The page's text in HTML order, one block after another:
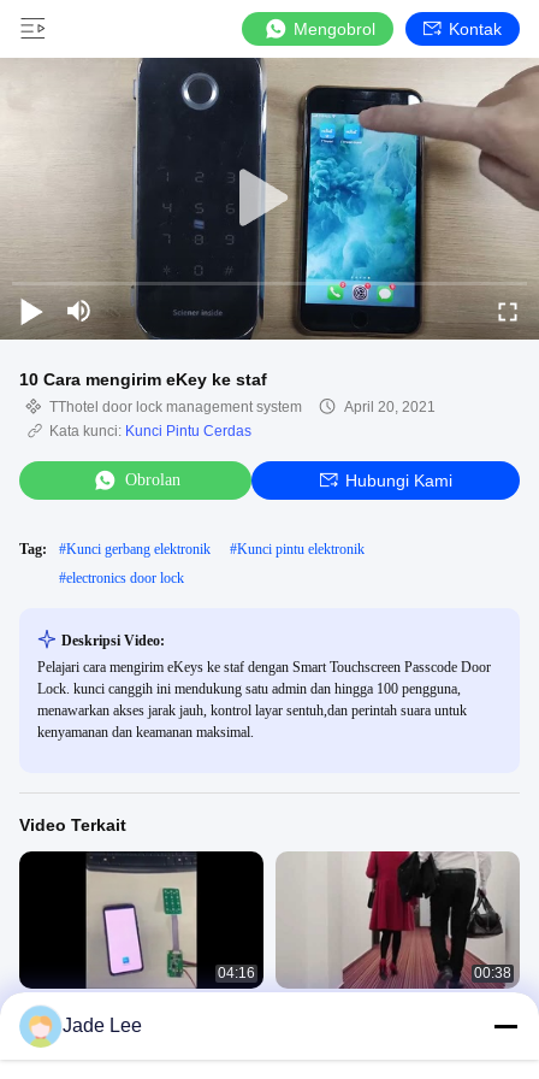
Mengobrol Kontak
10 Cara mengirim eKey ke staf
TThotel door lock management system
April 20, 2021
Kata kunci: Kunci Pintu Cerdas
Obrolan Hubungi Kami
Tag: #Kunci gerbang elektronik #Kunci pintu elektronik
#electronics door lock
Deskripsi Video:
Pelajari cara mengirim eKeys ke staf dengan Smart Touchscreen Passcode Door
Lock. kunci canggih ini mendukung satu admin dan hingga 100 pengguna,
menawarkan akses jarak jauh, kontrol layar sentuh,dan perintah suara untuk
kenyamanan dan keamanan maksimal.
Video Terkait
04:16
Manual Sistem Hotel TT
TThotel Door Lock
Management System
00:38
Jade Lee